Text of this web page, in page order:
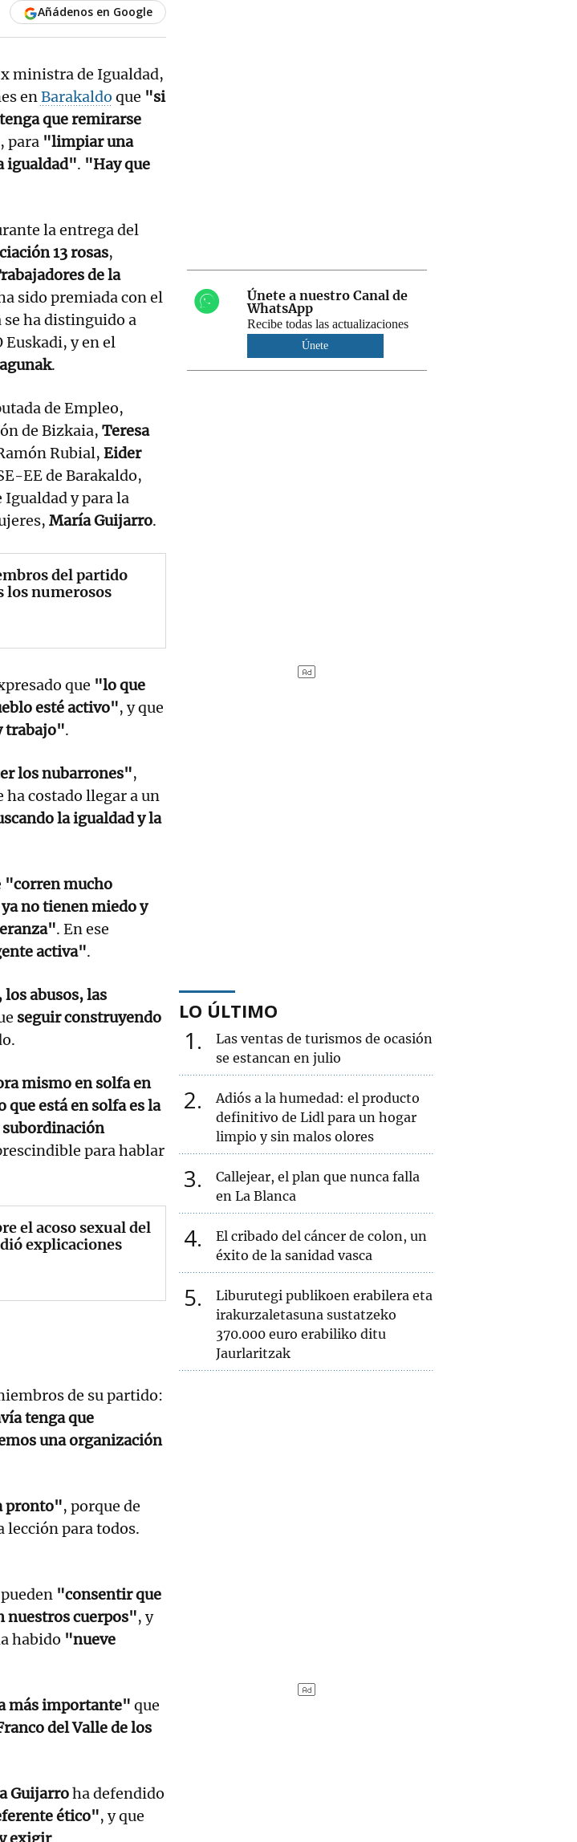
Añádenos en Google
ministra de Igualdad,
enBarakaldo que "si
que remirarse
, para "limpiar una
igualdad". "Hay que
la entrega del
13 rosas,
de la
sido premiada con el
ha distinguido a
Euskadi, y en el
.
de Empleo,
de Bizkaia, Teresa
Rubial, Eider
EE de Barakaldo,
Igualdad y para la
María Guijarro.
del partido
los numerosos
que "lo que
esté activo", y que
trabajo".
los nubarrones",
ha costado llegar a un
la igualdad y la
"corren mucho
no tienen miedo y
. En ese
activa".
abusos, las
seguir construyendo
mismo en solfa en
está en solfa es la
subordinación
para hablar
el acoso sexual del
explicaciones
de su partido:
tenga que
una organización
pronto", porque de
lección para todos.
"consentir que
nuestros cuerpos", y
habido "nueve
más importante" que
del Valle de los
Guijarroha defendido
ético", y que
exigir
Únete a nuestro Canal de
WhatsApp
Recibe todas las actualizaciones
Únete
LO ÚLTIMO
1
Las ventas de turismos de ocasión
se estancan en julio
2
Adiós a la humedad: el producto
definitivo de Lidl para un hogar
limpio y sin malos olores
3
Callejear, el plan que nunca falla
en La Blanca
4
El cribado del cáncer de colon, un
éxito de la sanidad vasca
5
Liburutegi publikoen erabilera eta
irakurzaletasuna sustatzeko
370.000 euro erabiliko ditu
Jaurlaritzak